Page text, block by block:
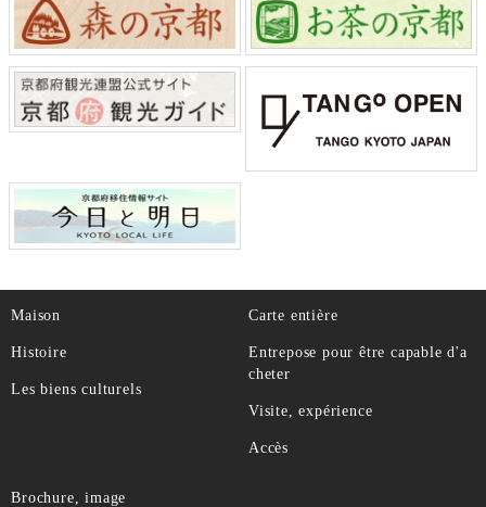
Maison
Histoire
Les biens culturels
Carte entière
Entrepose pour être capable d'a
cheter
Visite, expérience
Accès
Brochure, image